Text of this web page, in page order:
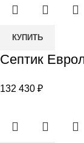
Количество
Септик
БИО
КУПИТЬ
Септик
132 430 ₽